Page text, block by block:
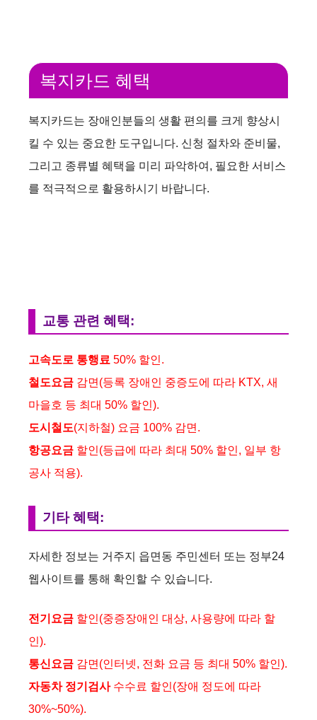
i
d
e
복지카드 혜택
복지카드는 장애인분들의 생활 편의를 크게 향상시
킬 수 있는 중요한 도구입니다. 신청 절차와 준비물,
그리고 종류별 혜택을 미리 파악하여, 필요한 서비스
를 적극적으로 활용하시기 바랍니다.
교통 관련 혜택:
고속도로 통행료 50% 할인.
철도요금 감면(등록 장애인 중증도에 따라 KTX, 새
마을호 등 최대 50% 할인).
도시철도(지하철) 요금 100% 감면.
항공요금 할인(등급에 따라 최대 50% 할인, 일부 항
공사 적용).
기타 혜택:
자세한 정보는 거주지 읍면동 주민센터 또는 정부24
웹사이트를 통해 확인할 수 있습니다.
전기요금 할인(중증장애인 대상, 사용량에 따라 할
인).
통신요금 감면(인터넷, 전화 요금 등 최대 50% 할인).
자동차 정기검사수수료 할인(장애 정도에 따라
30%~50%).